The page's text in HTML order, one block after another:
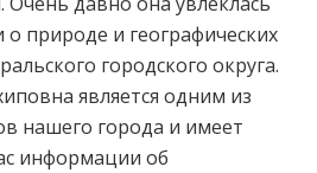
природе и географических
городского округа.
является одним из
нашего города и имеет
информации об